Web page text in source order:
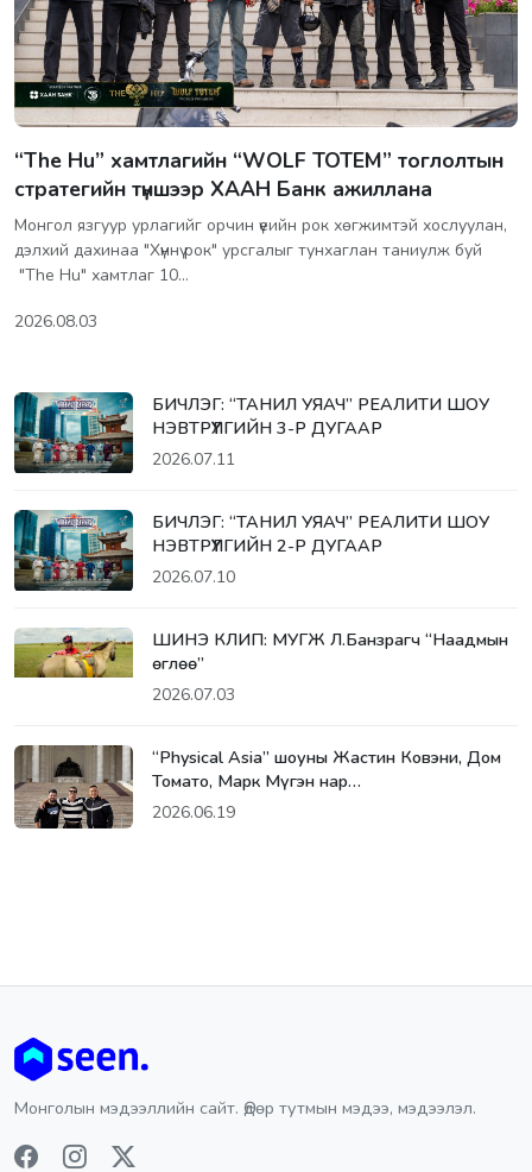
“The Hu” хамтлагийн “WOLF TOTEM” тоглолтын
стратегийн түншээр ХААН Банк ажиллана
Монгол язгуур урлагийг орчин үеийн рок хөгжимтэй хослуулан,
дэлхий дахинаа "Хүннү рок" урсгалыг тунхаглан таниулж буй
"The Hu" хамтлаг 10…
2026.08.03
БИЧЛЭГ: “ТАНИЛ УЯАЧ” РЕАЛИТИ ШОУ
НЭВТРҮҮЛГИЙН 3-Р ДУГААР
2026.07.11
БИЧЛЭГ: “ТАНИЛ УЯАЧ” РЕАЛИТИ ШОУ
НЭВТРҮҮЛГИЙН 2-Р ДУГААР
2026.07.10
ШИНЭ КЛИП: МУГЖ Л.Банзрагч “Наадмын
өглөө”
2026.07.03
“Physical Asia” шоуны Жастин Ковэни, Дом
Томато, Марк Мүгэн нар…
2026.06.19
Монголын мэдээллийн сайт. Өдөр тутмын мэдээ, мэдээлэл.